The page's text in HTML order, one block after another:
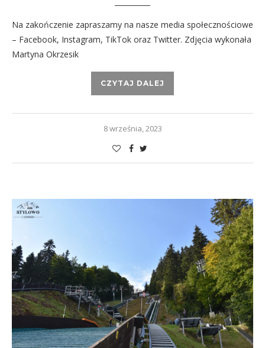
Na zakończenie zapraszamy na nasze media społecznościowe
– Facebook, Instagram, TikTok oraz Twitter. Zdjęcia wykonała
Martyna Okrzesik
CZYTAJ DALEJ
8 września, 2023